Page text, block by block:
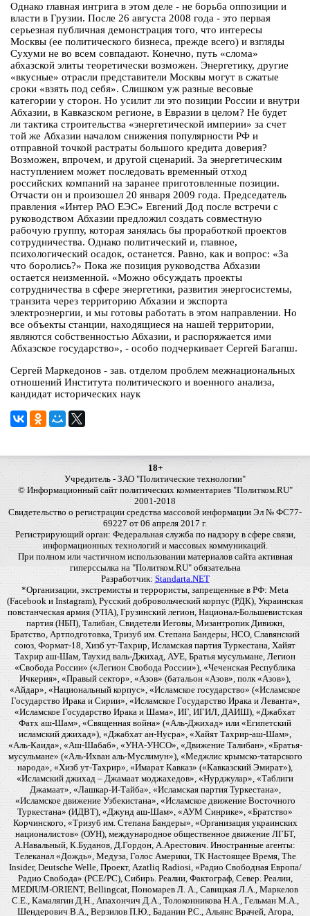
Однако главная интрига в этом деле - не борьба оппозиции и
власти в Грузии. После 26 августа 2008 года - это первая
серьезная публичная демонстрация того, что интересы
Москвы (ее политического бизнеса, прежде всего) и взгляды
Сухуми не во всем совпадают. Конечно, путь «слома»
абхазской элиты теоретически возможен. Энергетику, другие
«вкусные» отрасли представители Москвы могут в сжатые
сроки «взять под себя». Слишком уж разные весовые
категории у сторон. Но усилит ли это позиции России и внутри
Абхазии, в Кавказском регионе, в Евразии в целом? Не будет
ли тактика строительства «энергетической империи» за счет
той же Абхазии началом снижения популярности РФ и
отправной точкой растраты большого кредита доверия?
Возможен, впрочем, и другой сценарий. За энергетическим
наступлением может последовать временный отход
российских компаний на заранее приготовленные позиции.
Отчасти он и произошел 20 января 2009 года. Председатель
правления «Интер РАО ЕЭС» Евгений Дод после встречи с
руководством Абхазии предложил создать совместную
рабочую группу, которая занялась бы проработкой проектов
сотрудничества. Однако политический и, главное,
психологический осадок, останется. Равно, как и вопрос: «За
что боролись?» Пока же позиция руководства Абхазии
остается неизменной. «Можно обсуждать проекты
сотрудничества в сфере энергетики, развития энергосистемы,
транзита через территорию Абхазии и экспорта
электроэнергии, и мы готовы работать в этом направлении. Но
все объекты станции, находящиеся на нашей территории,
являются собственностью Абхазии, и распоряжается ими
Абхазское государство», - особо подчеркивает Сергей Багапш.
Сергей Маркедонов - зав. отделом проблем межнациональных
отношений Института политического и военного анализа,
кандидат исторических наук
18+
Учредитель - ЗАО "Политические технологии"
© Информационный сайт политических комментариев "Политком.RU"
2001-2018
Свидетельство о регистрации средства массовой информации Эл № ФС77-
69227 от 06 апреля 2017 г.
Регистрирующий орган: Федеральная служба по надзору в сфере связи,
информационных технологий и массовых коммуникаций.
При полном или частичном использовании материалов сайта активная
гиперссылка на "Политком.RU" обязательна
Разработчик: Standarta.NET
*Организации, экстремисты и террористы, запрещенные в РФ: Meta
(Facebook и Instagram), Русский добровольческий корпус (РДК), Украинская
повстанческая армия (УПА), Грузинский легион, Национал-Большевистская
партия (НБП), Талибан, Свидетели Иеговы, Мизантропик Дивижн,
Братство, Артподготовка, Тризуб им. Степана Бандеры, НСО, Славянский
союз, Формат-18, Хизб ут-Тахрир, Исламская партия Туркестана, Хайят
Тахрир аш-Шам, Таухид валь-Джихад, АУЕ, Братья мусульмане, Легион
«Свобода России» («Легион Свобода России»), «Чеченская Республика
Ичкерия», «Правый сектор», «Азов» (батальон «Азов», полк «Азов»),
«Айдар», «Национальный корпус», «Исламское государство» («Исламское
Государство Ирака и Сирии», «Исламское Государство Ирака и Леванта»,
«Исламское Государство Ирака и Шама», ИГ, ИГИЛ, ДАИШ), «Джабхат
Фатх аш-Шам», «Священная война» («Аль-Джихад» или «Египетский
исламский джихад»), «Джабхат ан-Нусра», «Хайят Тахрир-аш-Шам»,
«Аль-Каида», «Аш-Шабаб», «УНА-УНСО», «Движение Талибан», «Братья-
мусульмане» («Аль-Ихван аль-Муслимун»), «Меджлис крымско-татарского
народа», «Хизб ут-Тахрир», «Имарат Кавказ» («Кавказский Эмират»),
«Исламский джихад – Джамаат моджахедов», «Нурджулар», «Таблиги
Джамаат», «Лашкар-И-Тайба», «Исламская партия Туркестана»,
«Исламское движение Узбекистана», «Исламское движение Восточного
Туркестана» (ИДВТ), «Джунд аш-Шам», «АУМ Синрике», «Братство»
Корчинского, «Тризуб им. Степана Бандеры», «Организация украинских
националистов» (ОУН), международное общественное движение ЛГБТ,
А.Навальный, К.Буданов, Д.Гордон, А.Арестович. Иностранные агенты:
Телеканал «Дождь», Медуза, Голос Америки, ТК Настоящее Время, The
Insider, Deutsche Welle, Проект, Azatliq Radiosi, «Радио Свободная Европа/
Радио Свобода» (PCE/PC), Сибирь. Реалии, Фактограф, Север. Реалии,
MEDIUM-ORIENT, Bellingcat, Пономарев Л. А., Савицкая Л.А., Маркелов
С.Е., Камалягин Д.Н., Апахончич Д.А., Толоконникова Н.А., Гельман М.А.,
Шендерович В.А., Верзилов П.Ю., Баданин Р.С., Альянс Врачей, Агора,